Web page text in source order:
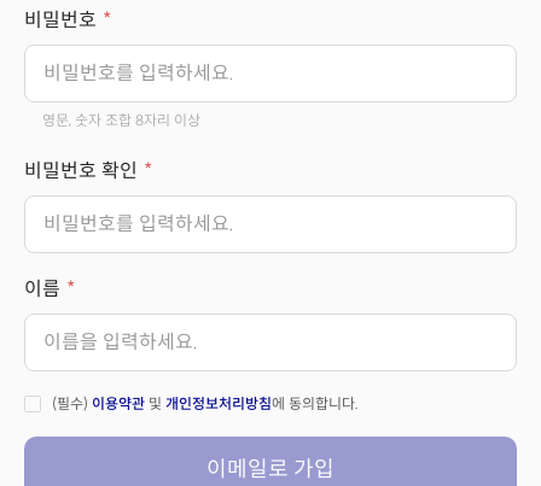
비밀번호
영문, 숫자 조합 8자리 이상
비밀번호 확인
이름
(필수) 이용약관 및 개인정보처리방침에 동의합니다.
이메일로 가입